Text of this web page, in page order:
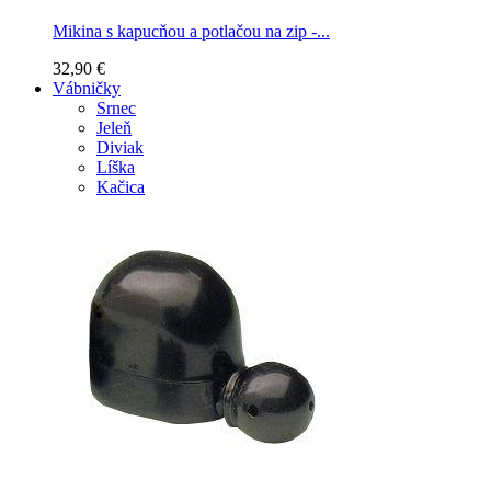
Mikina s kapucňou a potlačou na zip -...
32,90 €
Vábničky
Srnec
Jeleň
Diviak
Líška
Kačica